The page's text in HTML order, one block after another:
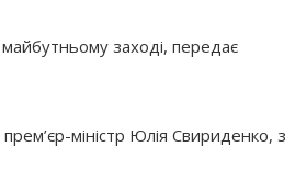
майбутньому заході, передає
міністр Юлія Свириденко, з